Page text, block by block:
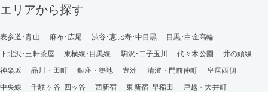
エリアから探す
表参道･青山 麻布･広尾 渋谷･恵比寿･中目黒
目黒･白金高輪
下北沢･三軒茶屋
東横線･目黒線 駒沢･二子玉川 代々木公園
井の頭線
神楽坂
品川・田町 銀座・築地 豊洲 清澄・門前仲町
皇居西側
中央線
千駄ヶ谷･四ッ谷 西新宿 東新宿･早稲田
戸越・大井町